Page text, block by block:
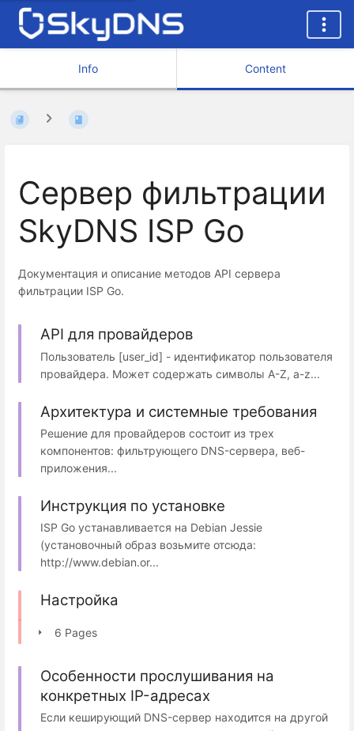
Info Content
Сервер фильтрации
SkyDNS ISP Go
Документация и описание методов API сервера
фильтрации ISP Go.
API для провайдеров
Пользователь [user_id] - идентификатор пользователя
провайдера. Может содержать cимволы A-Z, a-z...
Архитектура и системные требования
Решение для провайдеров состоит из трех
компонентов: фильтрующего DNS-сервера, веб-
приложения...
Инструкция по установке
ISP Go устанавливается на Debian Jessie
(установочный образ возьмите отсюда:
http://www.debian.or...
Настройка
6 Pages
Особенности прослушивания на
конкретных IP-адресах
Если кеширующий DNS-сервер находится на другой